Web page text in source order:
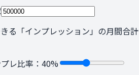
る「インプレッション」の月間合計
レ比率： 40%